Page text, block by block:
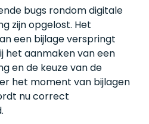
bugs rondom digitale
zijn opgelost. Het
een bijlage verspringt
het aanmaken van een
en de keuze van de
het moment van bijlagen
nu correct